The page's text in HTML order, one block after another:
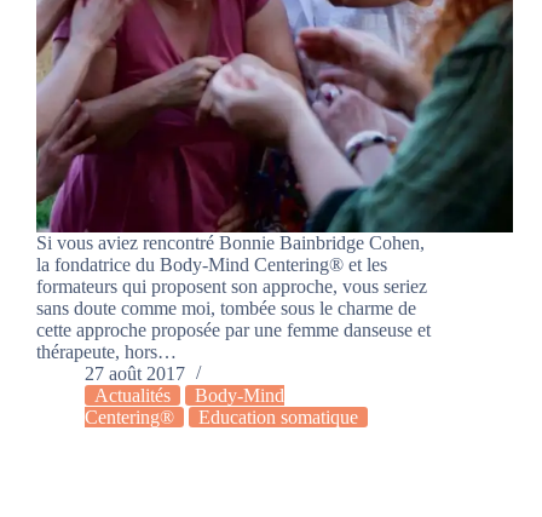
Si vous aviez rencontré Bonnie Bainbridge Cohen,
la fondatrice du Body-Mind Centering® et les
formateurs qui proposent son approche, vous seriez
sans doute comme moi, tombée sous le charme de
cette approche proposée par une femme danseuse et
thérapeute, hors…
27 août 2017
Actualités
Body-Mind
Centering®
Education somatique